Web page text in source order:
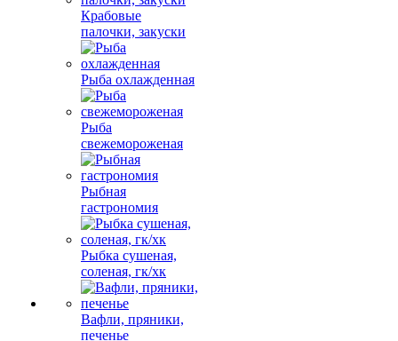
Крабовые
палочки, закуски
Рыба охлажденная
Рыба
свежемороженая
Рыбная
гастрономия
Рыбка сушеная,
соленая, гк/хк
Вафли, пряники,
печенье